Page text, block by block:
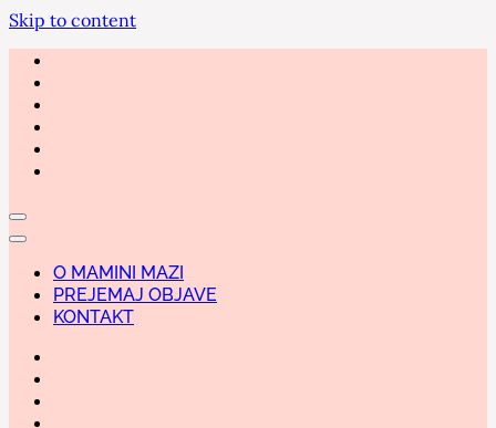
Skip to content
O MAMINI MAZI
PREJEMAJ OBJAVE
KONTAKT